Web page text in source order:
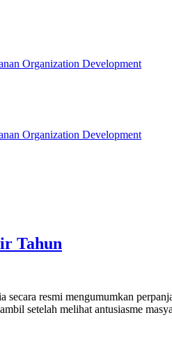
Organization Development
Organization Development
Tahun
resmi mengumumkan
setelah melihat antusiasme